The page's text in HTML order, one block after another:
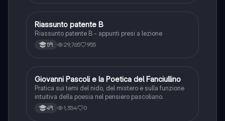
Italiano
Riassunto patente B
Riassunto patente B - appunti presi a lezione
5ªl 29,765 955
GItaliano
Giovanni Pascoli e la Poetica del Fanciullino
Pratica sui temi del nido, del mistero e sulla funzione
intuitiva della poesia nel pensiero pascoliano.
4ªl 1,354 0